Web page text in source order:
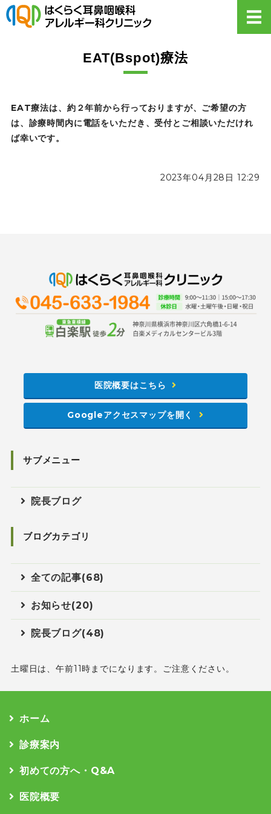
【公式】はくら
初めての方へ・Q&A
医院概要
EAT(Bspot)療法
EAT療法は、約２年前から行っておりますが、ご希望の方
は、診療時間内に電話をいただき、受付とご相談いただけれ
ば幸いです。
2023年04月28日 12:29
医院概要はこちら
Googleアクセスマップを開く
サブメニュー
院長ブログ
ブログカテゴリ
全ての記事(68)
お知らせ(20)
院長ブログ(48)
土曜日は、午前11時までになります。ご注意ください。
ホーム
診療案内
初めての方へ・Q&A
医院概要